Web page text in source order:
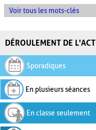
Voir tous les mots-clés
DÉROULEMENT DE
Sporadiques
En plusieurs séances
En classe seulement